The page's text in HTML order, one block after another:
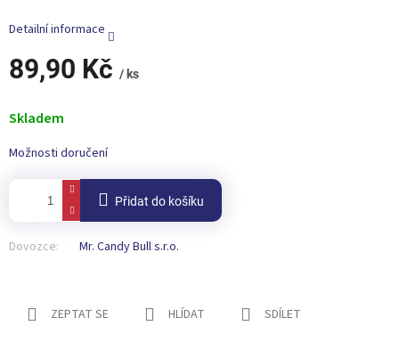
89,90 Kč / ks
cena:
Skladem
Možnosti doručení
Přidat do košíku
Dovozce: Mr. Candy Bull s.r.o.
Detailní informace
ZEPTAT SE HLÍDAT SDÍLET